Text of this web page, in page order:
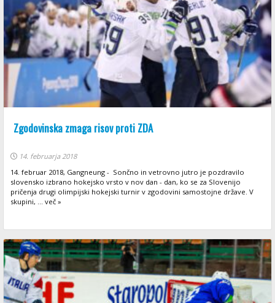
Zgodovinska zmaga risov proti ZDA
14. februarja 2018
14. februar 2018, Gangneung - Sončno in vetrovno jutro je pozdravilo
slovensko izbrano hokejsko vrsto v nov dan - dan, ko se za Slovenijo
pričenja drugi olimpijski hokejski turnir v zgodovini samostojne države. V
skupini, ... več »